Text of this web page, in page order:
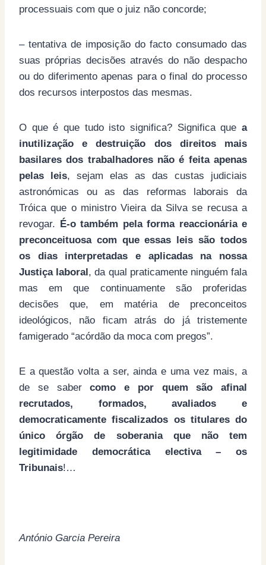
processuais com que o juiz não concorde;
– tentativa de imposição do facto consumado das
suas próprias decisões através do não despacho
ou do diferimento apenas para o final do processo
dos recursos interpostos das mesmas.
O que é que tudo isto significa? Significa que a
inutilização e destruição dos direitos mais
basilares dos trabalhadores não é feita apenas
pelas leis, sejam elas as das custas judiciais
astronómicas ou as das reformas laborais da
Tróica que o ministro Vieira da Silva se recusa a
revogar. É-o também pela forma reaccionária e
preconceituosa com que essas leis são todos
os dias interpretadas e aplicadas na nossa
Justiça laboral, da qual praticamente ninguém fala
mas em que continuamente são proferidas
decisões que, em matéria de preconceitos
ideológicos, não ficam atrás do já tristemente
famigerado “acórdão da moca com pregos”.
E a questão volta a ser, ainda e uma vez mais, a
de se sabercomo e por quem são afinal
recrutados, formados, avaliados e
democraticamente fiscalizados os titulares do
único órgão de soberania que não tem
legitimidade democrática electiva – os
Tribunais!…
António Garcia Pereira